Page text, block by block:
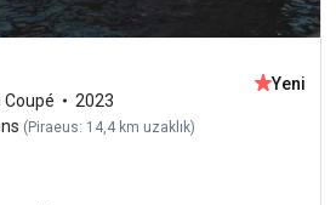
Coupé
2023
(Piraeus: 14,4 km uzaklık)
Yeni